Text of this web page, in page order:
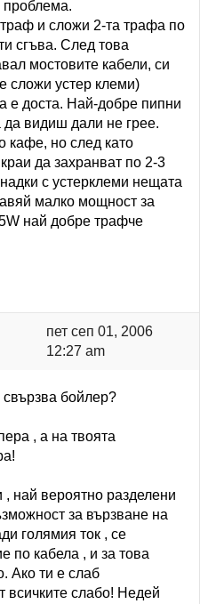
проблема.
и сложи 2-та трафа по
сгъва. След това
мостовите кабели, си
сложи устер клеми)
е доста. Най-добре пипни
да видиш дали не грее.
кафе, но след като
да захранват по 2-3
с устерклеми нещата
малко мощност за
най добре трафче
пет сеп 01, 2006
12:27 am
свързва бойлер?
, а на твоята
най вероятно разделени
за вързване на
голямия ток , се
по кабела , и за това
Ако ти е слаб
всичките слабо! Недей